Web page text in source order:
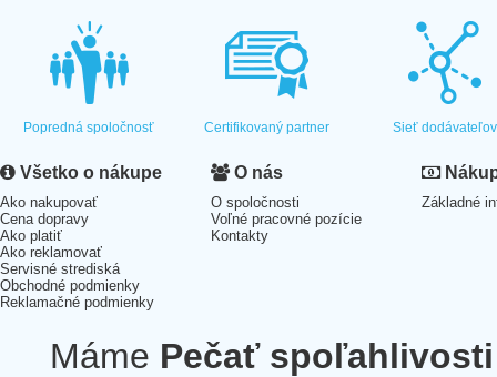
Popredná spoločnosť Certifikovaný partner Sieť dodávateľov
Všetko o nákupe
Ako nakupovať
Cena dopravy
Ako platiť
Ako reklamovať
Servisné strediská
Obchodné podmienky
Reklamačné podmienky
O nás
O spoločnosti
Voľné pracovné pozície
Kontakty
Základné
Máme Pečať spoľahlivosti